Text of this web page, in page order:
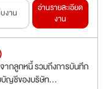
งาน
อ่านรายละเอียด
งาน
ากลูกหนี้ รวมถึงการบันทึก
บัญชีของบริษัท...